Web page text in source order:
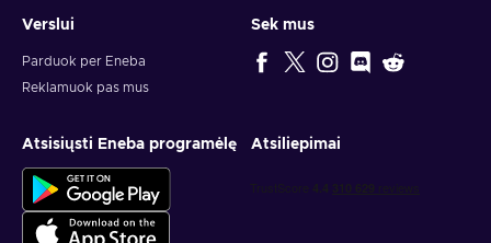
Verslui
Parduok per Eneba
Reklamuok pas mus
Sek mus
Atsisiųsti Eneba programėlę Atsiliepimai